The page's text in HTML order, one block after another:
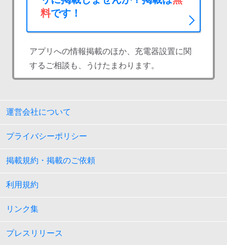
料です！
アプリへの情報掲載のほか、充電器設置に関
するご相談も、うけたまわります。
運営会社について
プライバシーポリシー
掲載規約・掲載のご依頼
利用規約
リンク集
プレスリリース